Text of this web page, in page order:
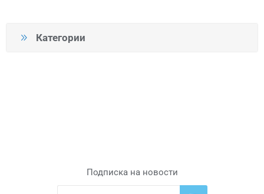
Категории
Подписка на новости